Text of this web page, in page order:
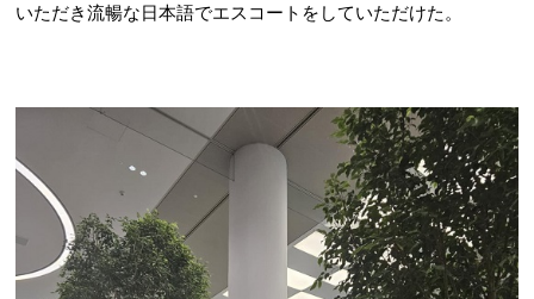
いただき流暢な日本語でエスコートをしていただけた。